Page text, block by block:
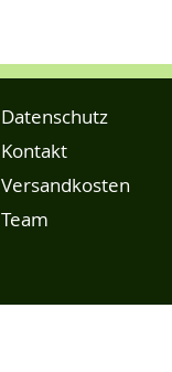
Datenschutz
Kontakt
Versandkosten
Team